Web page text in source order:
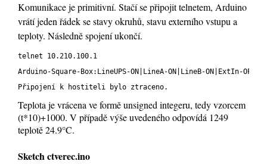
Komunikace je primitivní. Stačí se připojit telnetem, Arduino
vrátí jeden řádek se stavy okruhů, stavu externího vstupu a
teploty. Následně spojení ukončí.
telnet 10.210.100.1
Arduino-Square-Box:LineUPS-ON|LineA-ON|LineB-ON|ExtIn-
Připojení k hostiteli bylo ztraceno.
Teplota je vrácena ve formě unsigned integeru, tedy vzorcem
(t*10)+1000. V případě výše uvedeného odpovídá 1249
teplotě 24.9°C.
Sketch ctverec.ino